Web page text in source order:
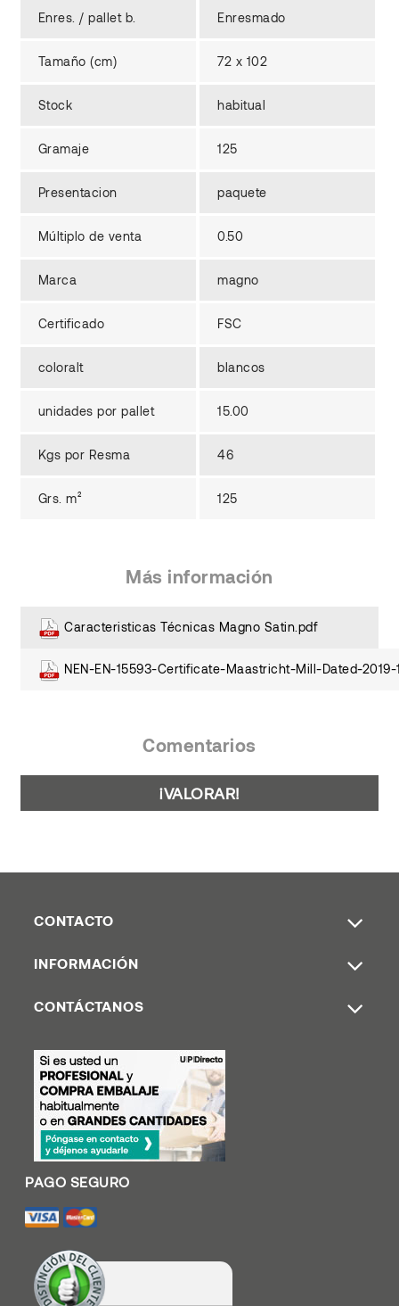
Enres. / pallet b. Enresmado
Tamaño (cm) 72 x 102
Stock habitual
Gramaje 125
Presentacion paquete
Múltiplo de venta 0.50
Marca magno
Certificado FSC
coloralt blancos
unidades por pallet 15.00
Kgs por Resma 46
Grs. m² 125
Más información
Caracteristicas Técnicas Magno Satin.pdf
NEN-EN-15593-Certificate-Maastricht-Mill-Dated-
Comentarios
¡VALORAR!
CONTACTO
INFORMACIÓN
CONTÁCTANOS